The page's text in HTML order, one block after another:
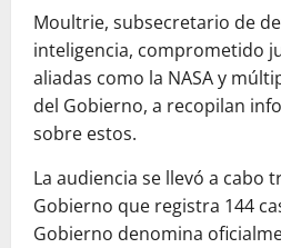
Moultrie, subsecretario de
inteligencia, comprometido
aliadas como la NASA y
del Gobierno, a recopilan
sobre estos.
La audiencia se llevó a cabo
Gobierno que registra 144
Gobierno denomina